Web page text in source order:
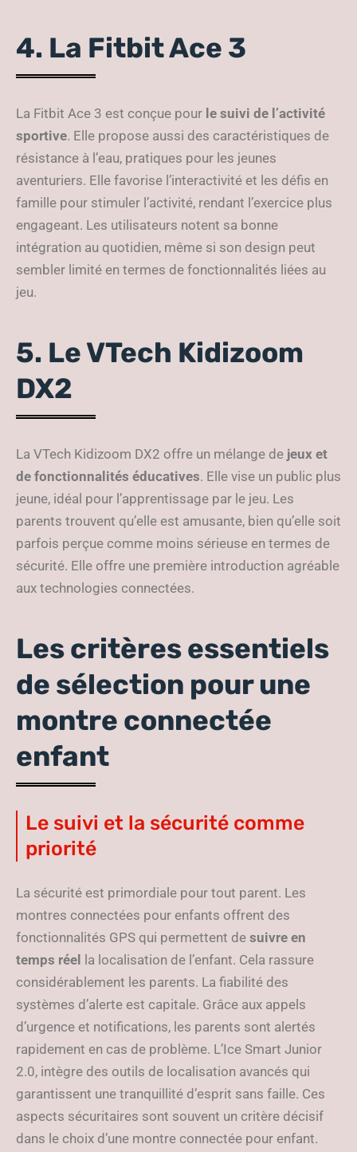
4. La Fitbit Ace 3
La Fitbit Ace 3 est conçue pour le suivi de l’activité
sportive. Elle propose aussi des caractéristiques de
résistance à l’eau, pratiques pour les jeunes
aventuriers. Elle favorise l’interactivité et les défis en
famille pour stimuler l’activité, rendant l’exercice plus
engageant. Les utilisateurs notent sa bonne
intégration au quotidien, même si son design peut
sembler limité en termes de fonctionnalités liées au
jeu.
5. Le VTech Kidizoom
DX2
La VTech Kidizoom DX2 offre un mélange de jeux et
de fonctionnalités éducatives. Elle vise un public plus
jeune, idéal pour l’apprentissage par le jeu. Les
parents trouvent qu’elle est amusante, bien qu’elle soit
parfois perçue comme moins sérieuse en termes de
sécurité. Elle offre une première introduction agréable
aux technologies connectées.
Les critères essentiels
de sélection pour une
montre connectée
enfant
Le suivi et la sécurité comme
priorité
La sécurité est primordiale pour tout parent. Les
montres connectées pour enfants offrent des
fonctionnalités GPS qui permettent de suivre en
temps réel
la localisation de l’enfant. Cela rassure
considérablement les parents. La fiabilité des
systèmes d’alerte est capitale. Grâce aux appels
d’urgence et notifications, les parents sont alertés
rapidement en cas de problème. L’Ice Smart Junior
2.0, intègre des outils de localisation avancés qui
garantissent une tranquillité d’esprit sans faille. Ces
aspects sécuritaires sont souvent un critère décisif
dans le choix d’une montre connectée pour enfant.